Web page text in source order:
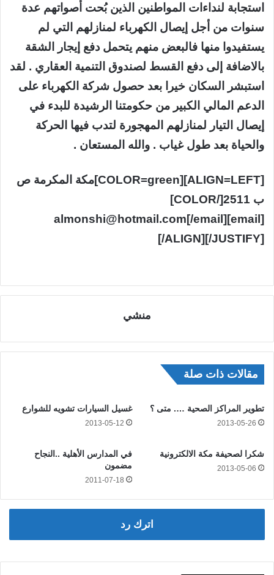
استجابة لنداءات المواطنين الذين بُحت أصواتهم عدة
سنوات من أجل إيصال الكهرباء لمنازلهم التي لم
يستفيدوا منها فالبعض منهم يتحمل دفع إيجار الشقة
بالاضافة إلى دفع القسط لصندوق التنمية العقاري . لقد
استبشر السكان خيرا بعد حصول شركة الكهرباء على
الدعم المالي الكبير من حكومتنا الرشيدة للبدء في
إيصال التيار لمنازلهم المهجورة لتدب فيها الحركة
والحياة بعد طول غياب . والله المستعان .
[ALIGN=LEFT][COLOR=green]مكة المكرمة ص
ب 2511[/COLOR]
[email]almonshi@hotmail.com[/email]
[/ALIGN][/JUSTIFY]
منشي
مقالات ذات صلة
تطوير المراكز الصحية …. متى ؟
2013-05-26
غسيل السيارات تشويه للشوارع
2013-05-12
شكرا لصحيفة مكة الالكترونية
2013-05-06
في المدارس الأهلية ..النجاح
مضمون
2011-07-18
اترك رد